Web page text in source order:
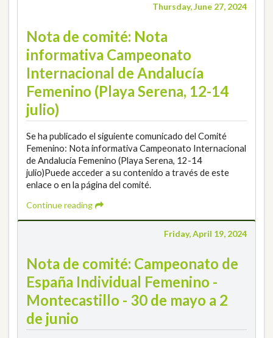
Thursday, June 27, 2024
Nota de comité: Nota
informativa Campeonato
Internacional de Andalucía
Femenino (Playa Serena, 12-14
julio)
Se ha publicado el siguiente comunicado del Comité
Femenino: Nota informativa Campeonato Internacional
de Andalucía Femenino (Playa Serena, 12-14
julio)Puede acceder a su contenido a través de este
enlace o en la página del comité.
Continue reading
Friday, April 19, 2024
Nota de comité: Campeonato de
España Individual Femenino -
Montecastillo - 30 de mayo a 2
de junio